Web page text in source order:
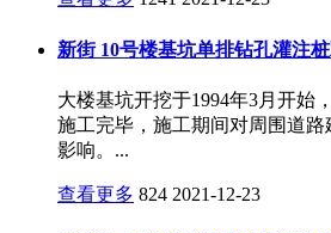
新街 10号楼基坑单排钻孔灌注
大楼基坑开挖于1994年3月开始
施工完毕，施工期间对周围道路
影响。...
查看更多 824 2021-12-23